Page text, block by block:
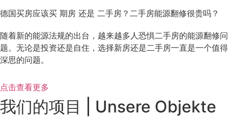
德国买房应该买 期房 还是 二手房？二手房能源翻修很贵吗？
随着新的能源法规的出台，越来越多人恐惧二手房的能源翻修问
题。无论是投资还是自住，选择新房还是二手房一直是一个值得
深思的问题。
点击查看更多
我们的项目 | Unsere Objekte